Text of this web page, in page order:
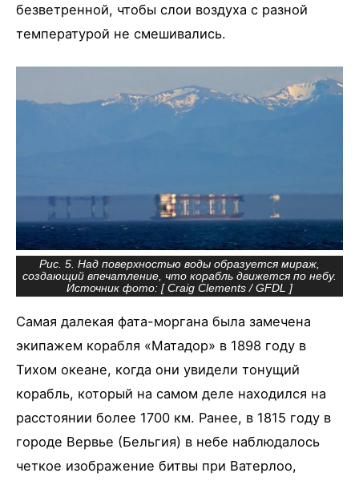
безветренной, чтобы слои воздуха с разной
температурой не смешивались.
Рис. 5. Над поверхностью воды образуется мираж,
создающий впечатление, что корабль движется по небу.
Источник фото: [ Craig Clements / GFDL ]
Самая далекая фата-моргана была замечена
экипажем корабля «Матадор» в 1898 году в
Тихом океане, когда они увидели тонущий
корабль, который на самом деле находился на
расстоянии более 1700 км. Ранее, в 1815 году в
городе Вервье (Бельгия) в небе наблюдалось
четкое изображение битвы при Ватерлоо,